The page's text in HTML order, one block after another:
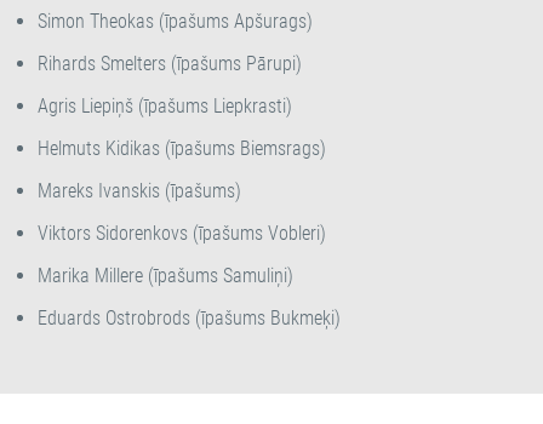
Simon Theokas (īpašums Apšurags)
Rihards Smelters (īpašums Pārupi)
Agris Liepiņš (īpašums Liepkrasti)
Helmuts Kidikas (īpašums Biemsrags)
Mareks Ivanskis (īpašums)
Viktors Sidorenkovs (īpašums Vobleri)
Marika Millere (īpašums Samuliņi)
Eduards Ostrobrods (īpašums Bukmeķi)